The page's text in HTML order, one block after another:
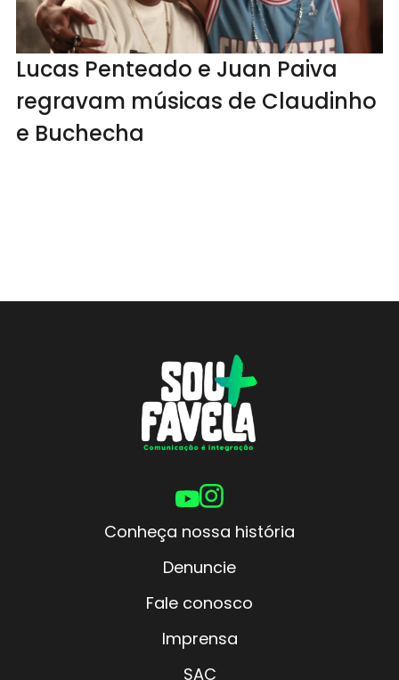
Lucas Penteado e Juan Paiva
regravam músicas de Claudinho
e Buchecha
Conheça nossa história
Denuncie
Fale conosco
Imprensa
SAC